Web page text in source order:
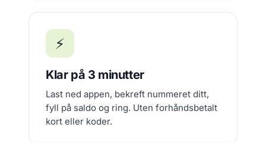
⚡
Klar på 3 minutter
Last ned appen, bekreft nummeret ditt,
fyll på saldo og ring. Uten forhåndsbetalt
kort eller koder.